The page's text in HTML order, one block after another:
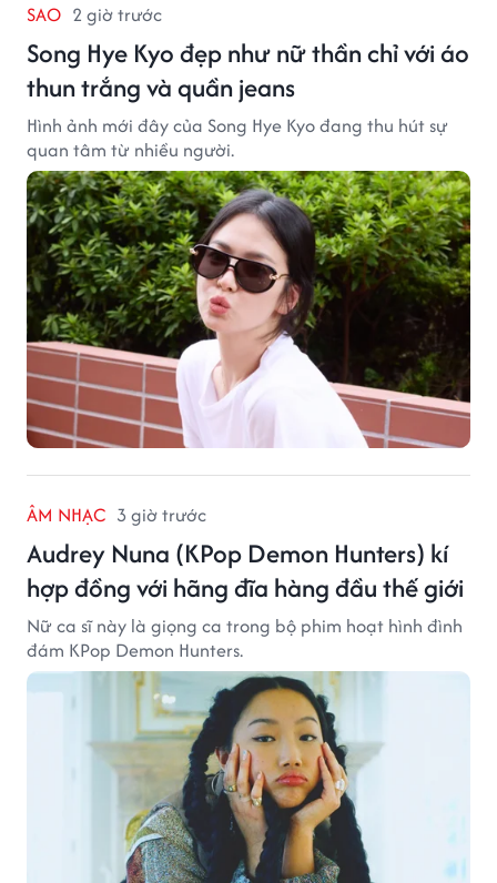
SAO 2 giờ trước
Song Hye Kyo đẹp như nữ thần chỉ với áo
thun trắng và quần jeans
Hình ảnh mới đây của Song Hye Kyo đang thu hút sự
quan tâm từ nhiều người.
ÂM NHẠC 3 giờ trước
Audrey Nuna (KPop Demon Hunters) kí
hợp đồng với hãng đĩa hàng đầu thế giới
Nữ ca sĩ này là giọng ca trong bộ phim hoạt hình đình
đám KPop Demon Hunters.